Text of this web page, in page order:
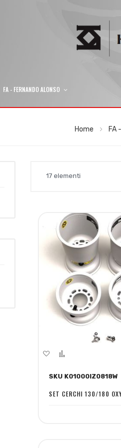
FA - FERNANDO ALONSO
Home FA
17 elementi
Aggiungi
lista
desideri
confronto
SKU K01000IZ0818W
SET CERCHI 130/180